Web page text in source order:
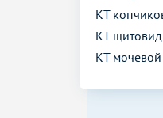
КТ
КТ
КТ